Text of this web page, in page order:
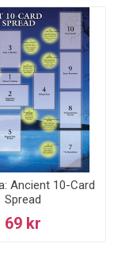
Ancient 10-Card
Spread
69 kr